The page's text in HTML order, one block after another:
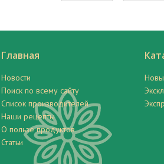
Главная
Новости
Поиск по всему сайту
Список производителей
Наши рецепты
О пользе продуктов
Статьи